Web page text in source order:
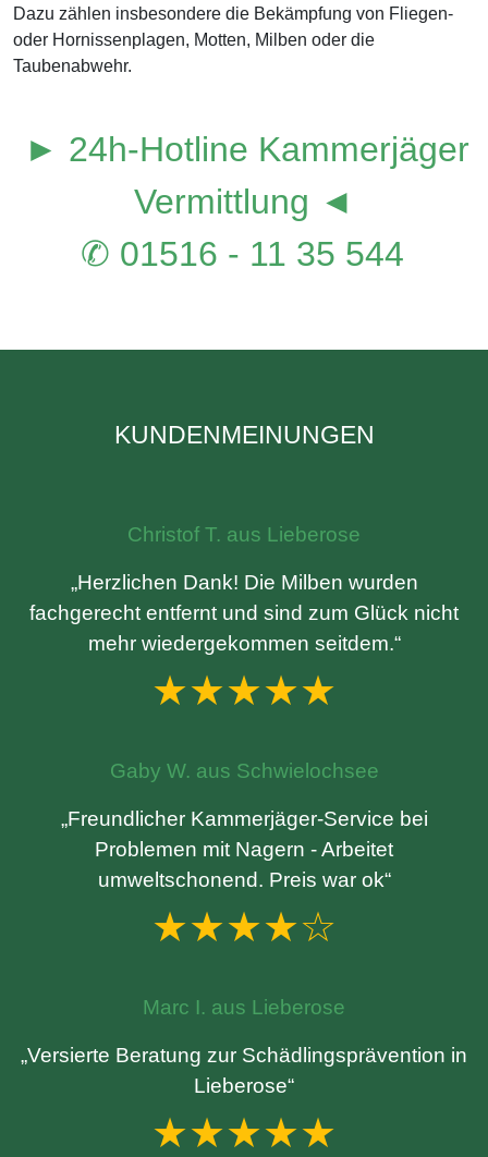
Dazu zählen insbesondere die Bekämpfung von Fliegen-
oder Hornissenplagen, Motten, Milben oder die
Taubenabwehr.
► 24h-Hotline Kammerjäger
Vermittlung ◄
✆ 01516 - 11 35 544
KUNDENMEINUNGEN
Christof T. aus Lieberose
„Herzlichen Dank! Die Milben wurden
fachgerecht entfernt und sind zum Glück nicht
mehr wiedergekommen seitdem.“
★★★★★
Gaby W. aus Schwielochsee
„Freundlicher Kammerjäger-Service bei
Problemen mit Nagern - Arbeitet
umweltschonend. Preis war ok“
★★★★☆
Marc I. aus Lieberose
„Versierte Beratung zur Schädlingsprävention in
Lieberose“
★★★★★